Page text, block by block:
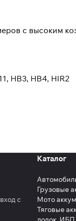
с высоким
HB3, HB4, HIR2
с
Каталог
Грузовые
Мото
Тяговые